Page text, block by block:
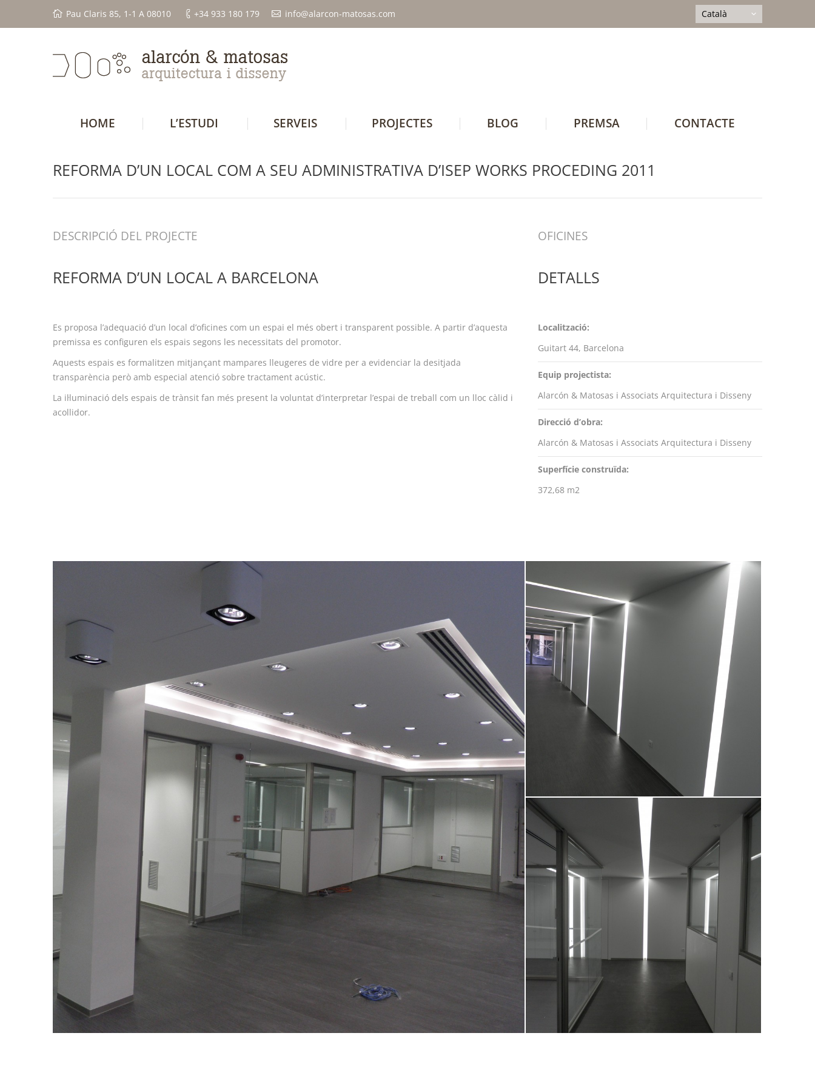
Pau Claris 85, 1-1 A 08010 +34 933 180 179 info@alarcon-matosas.com Català
HOME L’ESTUDI SERVEIS PROJECTES BLOG PREMSA CONTACTE
REFORMA D’UN LOCAL COM A SEU ADMINISTRATIVA D’ISEP WORKS PROCEDING 2011
DESCRIPCIÓ DEL PROJECTE
REFORMA D’UN LOCAL A BARCELONA
Es proposa l’adequació d’un local d’oficines com un espai el més obert i transparent possible. A partir d’aquesta
premissa es configuren els espais segons les necessitats del promotor.
Aquests espais es formalitzen mitjançant mampares lleugeres de vidre per a evidenciar la desitjada
transparència però amb especial atenció sobre tractament acústic.
La il·luminació dels espais de trànsit fan més present la voluntat d’interpretar l’espai de treball com un lloc càlid i
acollidor.
OFICINES
DETALLS
Localització:
Guitart 44, Barcelona
Equip projectista:
Alarcón & Matosas i Associats Arquitectura i Disseny
Direcció d’obra:
Alarcón & Matosas i Associats Arquitectura i Disseny
Superfície construïda:
372,68 m2